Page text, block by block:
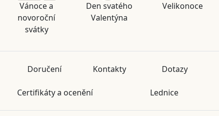
Vánoce a
novoroční
svátky
Den svatého
Valentýna
Velikonoce
Doručení Kontakty Dotazy
Certifikáty a ocenění Lednice